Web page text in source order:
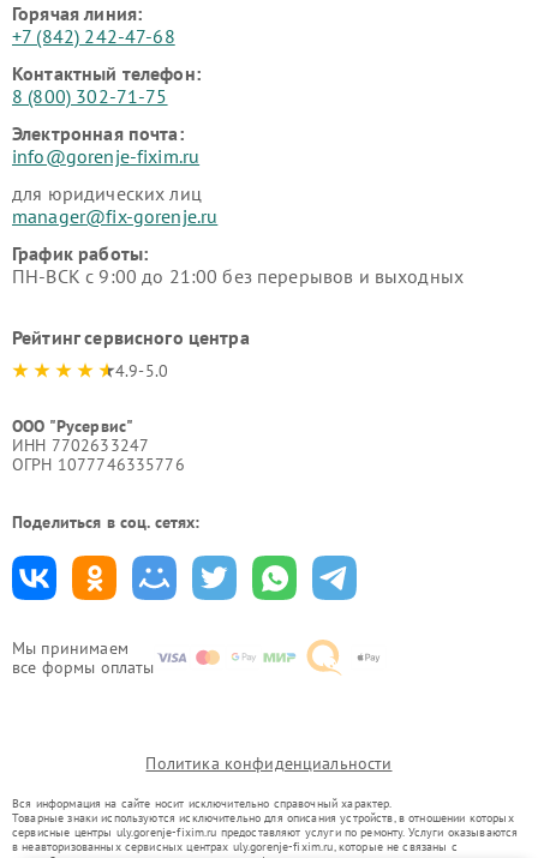
Мы принимаем
все формы оплаты
Горячая линия:
+7 (842) 242-47-68
Контактный телефон:
8 (800) 302-71-75
Электронная почта:
info@gorenje-fixim.ru
для юридических лиц
manager@fix-gorenje.ru
График работы:
ПН-ВСК с 9:00 до 21:00 без перерывов и выходных
Рейтинг сервисного центра
4.9-5.0
ООО "Русервис"
ИНН 7702633247
ОГРН 1077746335776
Поделиться в соц. сетях:
Политика конфиденциальности
Вся информация на сайте носит исключительно справочный характер.
Товарные знаки используются исключительно для описания устройств, в отношении которых
сервисные центры uly.gorenje-fixim.ru предоставляют услуги по ремонту. Услуги оказываются
в неавторизованных сервисных центрах uly.gorenje-fixim.ru, которые не связаны с